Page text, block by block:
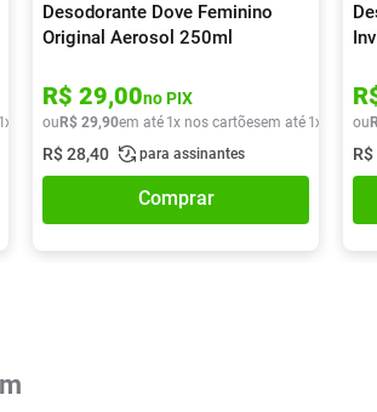
1x de R$ 16,90
Desodorante Dove Feminino
Original Aerosol 250ml
R$ 29,00no PIX
ou R$ 29,90em até 1x nos cartõesem até 1x de R$
R$28,40 para assinantes
Comprar
ou
R$